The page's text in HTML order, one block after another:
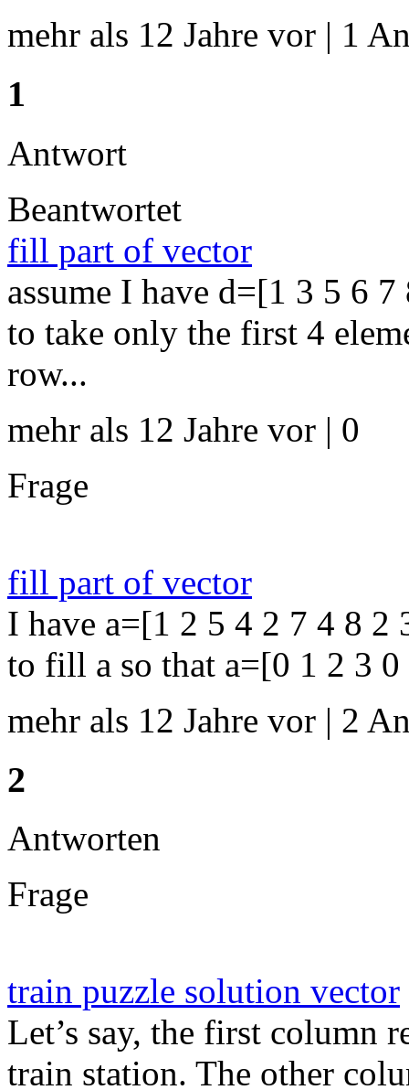
mehr als 12 Jahre vor | 1
1
Antwort
Beantwortet
fill part of vector
assume I have d=[1 3 5 6
to take only the first 4
row...
mehr als 12 Jahre vor | 0
Frage
fill part of vector
I have a=[1 2 5 4 2 7 4 8
to fill a so that a=[0 1 2 3
mehr als 12 Jahre vor | 2
2
Antworten
Frage
train puzzle solution vector
Let’s say, the first column
train station. The other